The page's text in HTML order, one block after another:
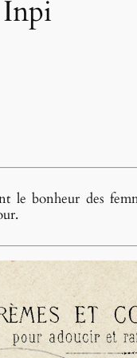
Inpi
le bonheur des